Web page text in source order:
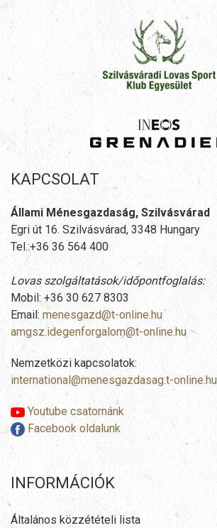
KAPCSOLAT
Állami Ménesgazdaság, Szilvásvárad
Egri út 16. Szilvásvárad, 3348 Hungary
Tel.:+36 36 564 400
Lovas szolgáltatások/időpontfoglalás:
Mobil: +36 30 627 8303
Email: menesgazd@t-online.hu
amgsz.idegenforgalom@t-online.hu
Nemzetközi kapcsolatok:
international@menesgazdasag.t-online.hu
Youtube csatornánk
Facebook oldalunk
INFORMÁCIÓK
Általános közzétételi lista